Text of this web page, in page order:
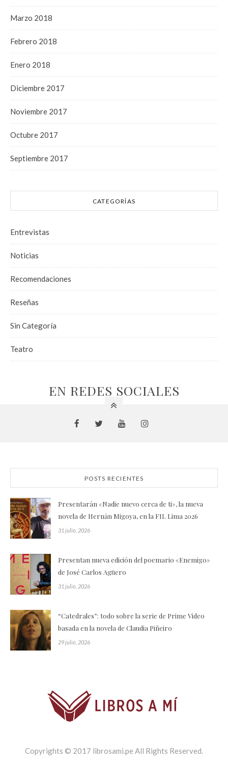
Marzo 2018
Febrero 2018
Enero 2018
Diciembre 2017
Noviembre 2017
Octubre 2017
Septiembre 2017
CATEGORÍAS
Entrevistas
Noticias
Recomendaciones
Reseñas
Sin Categoría
Teatro
EN REDES SOCIALES
POSTS RECIENTES
Presentarán «Nadie nuevo cerca de ti», la nueva
novela de Hernán Migoya, en la FIL Lima 2026
31 julio, 2026
Presentan nueva edición del poemario «Enemigo»
de José Carlos Agüero
31 julio, 2026
“Catedrales”: todo sobre la serie de Prime Video
basada en la novela de Claudia Piñeiro
29 julio, 2026
Copyrights © 2017 librosami.pe All Rights Reserved.